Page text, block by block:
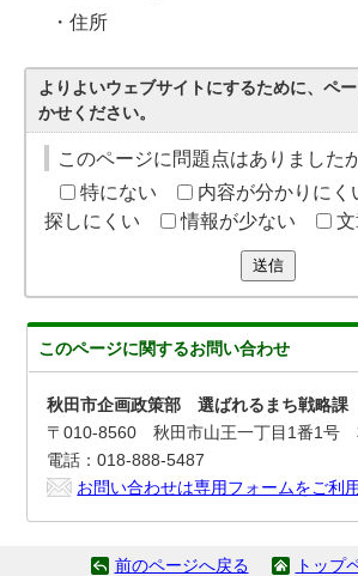
・住所
よりよいウェブサイトにするために、ペ
かせください。
このページに問題点はありました
特にない
内容が分かりにく
探しにくい
情報が少ない
送信
このページに関するお問い合わせ
秋田市企画政策部 選ばれるまち戦略課
〒010-8560 秋田市山王一丁目1番1号
電話：018-888-5487
お問い合わせは専用フォームをご利
前のページへ戻る トップ